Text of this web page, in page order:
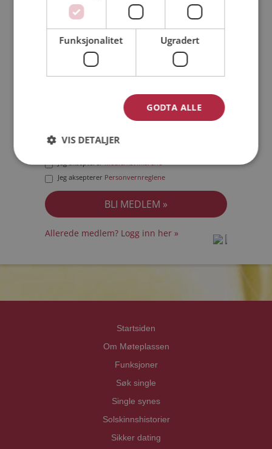
Jeg er en: Mann Kvinne
Min alder:
Jeg akseptererMedlemsvilkårene
Jeg aksepterer Personvernreglene
Allerede medlem? Logg inn her »
Startsiden
Om Møteplassen
Funksjoner
Søk single
Single synes
Solskinnshistorier
Sikker dating
Funksjonalitet Ugradert
GODTA ALLE
VIS DETALJER